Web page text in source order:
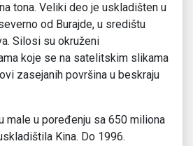
tona. Veliki deo je uskladišten u
od Burajde, u središtu
Silosi su okruženi
koje se na satelitskim slikama
zasejanih površina u beskraju
male u poređenju sa 650 miliona
Kina. Do 1996.